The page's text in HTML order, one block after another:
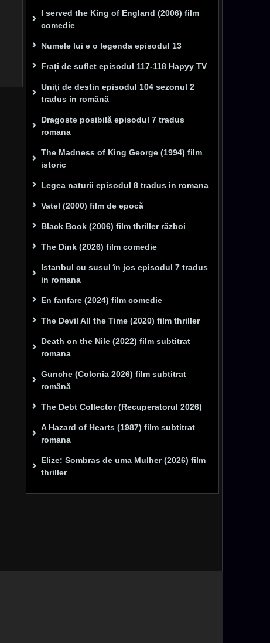
I served the King of England (2006) film
comedie
Numele lui e o legenda episodul 13
Frați de suflet episodul 117-118 Hapyy TV
Uniți de destin episodul 104 sezonul 2
tradus in română
Dragoste posibilă episodul 7 tradus
romana
The Madness of King George (1994) film
istoric
Legea naturii episodul 8 tradus in romana
Vatel (2000) film de epocă
Black Book (2006) film thriller război
The Dink (2026) film comedie
Istanbul cu susul în jos episodul 7 tradus
in romana
En fanfare (2024) film comedie
The Devil All the Time (2020) film thriller
Death on the Nile (2022) film subtitrat
romana
Gunche (Colonia 2026) film subtitrat
română
The Debt Collector (Recuperatorul 2026)
A Hazard of Hearts (1987) film subtitrat
romana
Elize: Sombras de uma Mulher (2026) film
thriller